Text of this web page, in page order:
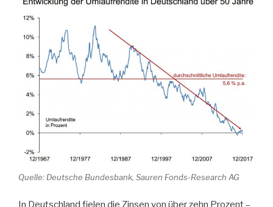
Quelle: Deutsche Bundesbank, Sauren Fonds-Research AG
In Deutschland fielen die Zinsen von über zehn Prozent –